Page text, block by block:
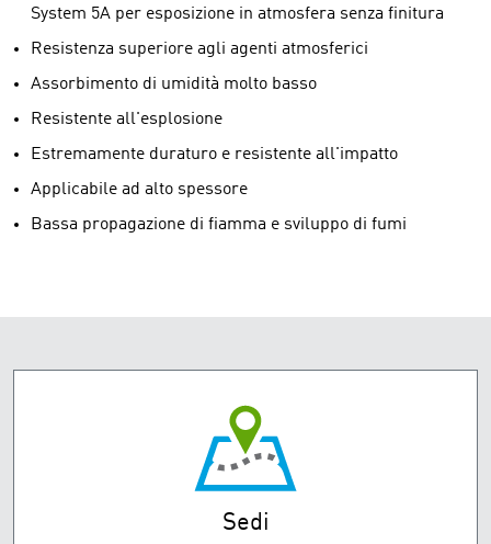
System 5A per esposizione in atmosfera senza finitura
Resistenza superiore agli agenti atmosferici
Assorbimento di umidità molto basso
Resistente all'esplosione
Estremamente duraturo e resistente all'impatto
Applicabile ad alto spessore
Bassa propagazione di fiamma e sviluppo di fumi
Sedi